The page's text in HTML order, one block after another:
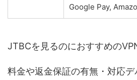
Google Pay,
JTBCを見るのにおすすめの
料金や返金保証の有無・対応